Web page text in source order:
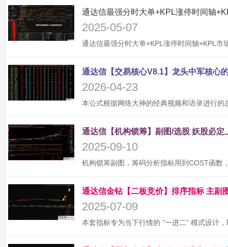
2025-05-07
2026-04-23
2025-09-10
2025-07-09